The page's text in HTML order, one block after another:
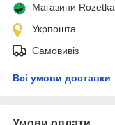
Магазини Rozetka
Укрпошта
Самовивіз
Всі умови доставки